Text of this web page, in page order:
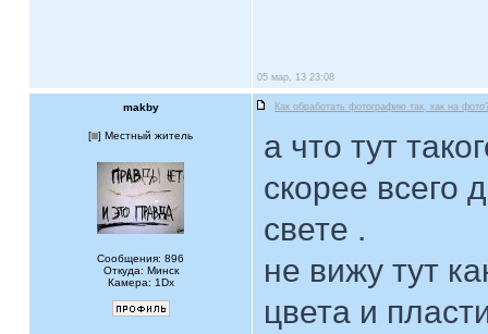
05 мар, 13 23:08
makby Как обработать фотографию так, как на
[ ] Местный житель
Сообщения: 896
Откуда: Минск
Камера: 1Dx
а что тут
скорее всего
свете .
не вижу тут
цвета и